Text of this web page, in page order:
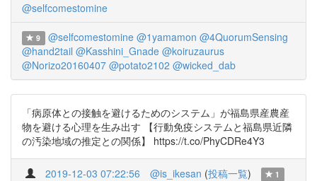
@selfcomestomine
9 @selfcomestomine @1yamamon @4QuorumSensing
@hand2tail @Kasshini_Gnade @koiruzaurus
@Norizo20160407 @potato2102 @wicked_dab
「病原体との接触を避けるためのシステム」が福島県産農産
物を避ける心理を生み出す 【行動免疫システムと福島県近隣
の汚染地域の推定との関係】 https://t.co/PhyCDRe4Y3
2019-12-03 07:22:56 @is_ikesan (投稿一覧) 1